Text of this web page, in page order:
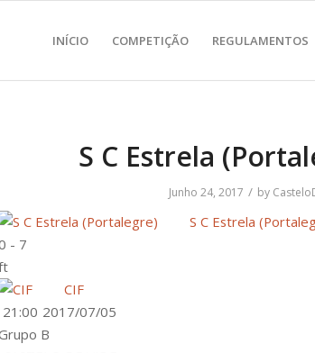
INÍCIO COMPETIÇÃO REGULAMENTOS
S C Estrela
Junho 24, 2017 / by
S C Estrela
- 7
CIF
2017/07/05
21:00
B